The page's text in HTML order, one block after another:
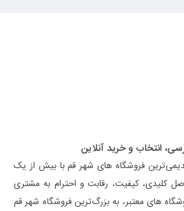
انتخاب و خرید آنلاین
فروشگاه های شهر قم با بیش از یک
کلیدی، کیفیت، رقابت و احترام به مشتری
های معتبر، به بزرگ‌ترین فروشگاه شهر قم